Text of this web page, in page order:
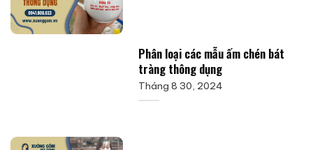
Phân loại các mẫu ấm chén bát
tràng thông dụng
Tháng 8 30, 2024